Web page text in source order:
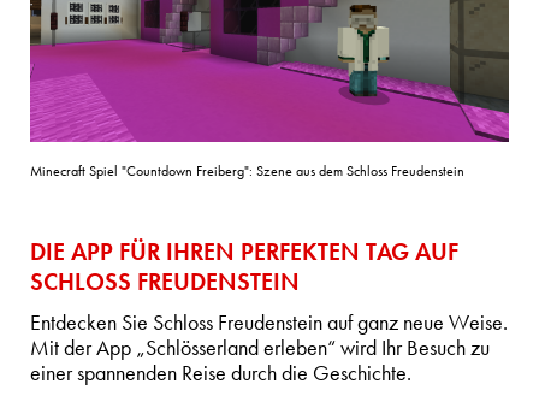
Minecraft Spiel "Countdown Freiberg": Szene aus dem Schloss Freudenstein
DIE APP FÜR IHREN PERFEKTEN TAG AUF
SCHLOSS FREUDENSTEIN
Entdecken Sie Schloss Freudenstein auf ganz neue Weise.
Mit der App „Schlösserland erleben“ wird Ihr Besuch zu
einer spannenden Reise durch die Geschichte.